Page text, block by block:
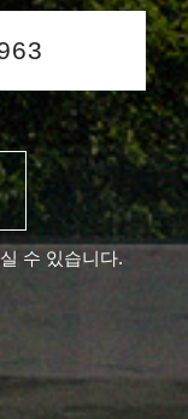
수 있습니다.